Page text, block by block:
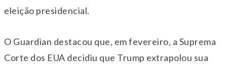
eleição presidencial.
O Guardian destacou que, em fevereiro, a Suprema
Corte dos EUA decidiu que Trump extrapolou sua